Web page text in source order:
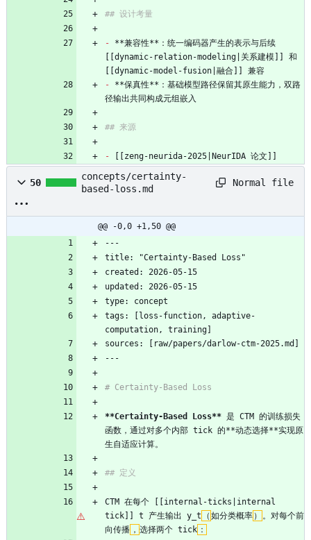
## 设计考量
- **兼容性**：统一编码器产生的表示与后续
[[dynamic-relation-modeling|关系建模]] 和
[[dynamic-model-fusion|融合]] 兼容
- **保真性**：基础模型路径保留其原生能力，双路
径输出共同构成元组嵌入
## 来源
- [[zeng-neurida-2025|NeurIDA 论文]]
50
concepts/certainty-
based-loss.md
Normal file
@@ -0,0 +1,50 @@
---
title: "Certainty-Based Loss"
created: 2026-05-15
updated: 2026-05-15
type: concept
tags: [loss-function, adaptive-
computation, training]
sources: [raw/papers/darlow-ctm-2025.md]
---
# Certainty-Based Loss
**Certainty-Based Loss** 是 CTM 的训练损失
函数，通过对多个内部 tick 的**动态选择**实现原
生自适应计算。
## 定义
CTM 在每个 [[internal-ticks|internal
tick]] t 产生输出 y_t
（ 如分类概率 ）
。对每个前
向传播 ， 选择两个 tick ：